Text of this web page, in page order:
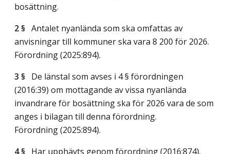
bosättning.
2 § Antalet nyanlända som ska omfattas av
anvisningar till kommuner ska vara 8 200 för 2026.
Förordning (2025:894).
3 § De länstal som avses i 4 § förordningen
(2016:39) om mottagande av vissa nyanlända
invandrare för bosättning ska för 2026 vara de som
anges i bilagan till denna förordning.
Förordning (2025:894).
4 § Har upphävts genom förordning (2016:874).